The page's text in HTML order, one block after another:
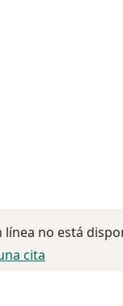
línea no está
cita